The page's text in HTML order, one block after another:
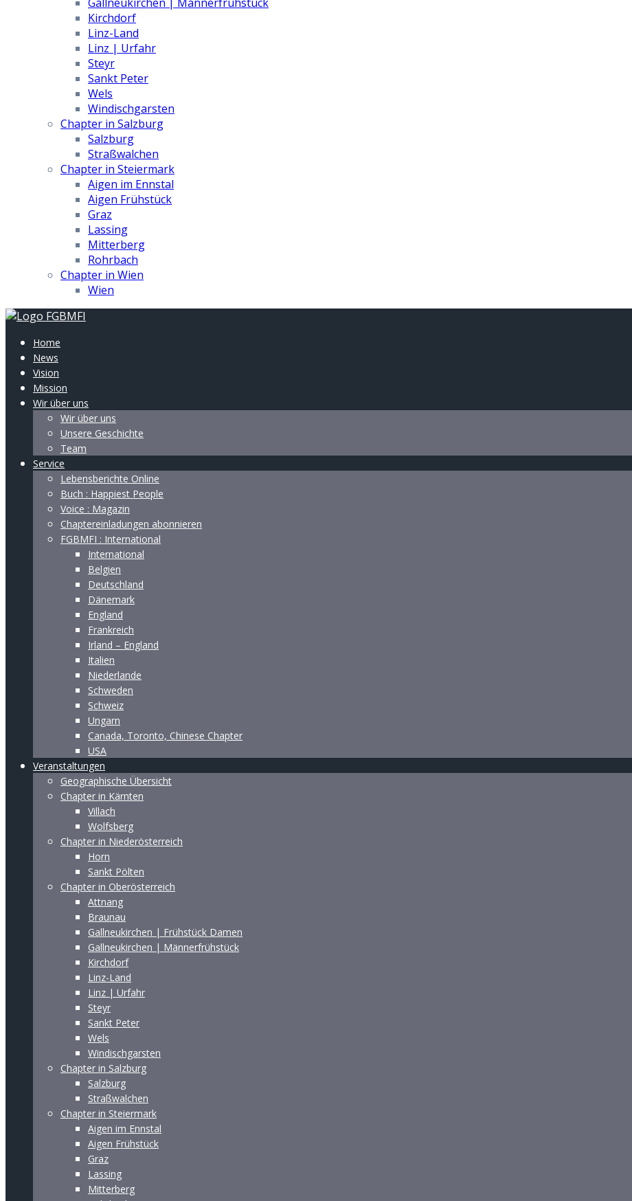
Kirchdorf
Linz-Land
Linz | Urfahr
Steyr
Sankt Peter
Wels
Windischgarsten
Chapter in Salzburg
Salzburg
Straßwalchen
Chapter in Steiermark
Aigen im Ennstal
Aigen Frühstück
Graz
Lassing
Mitterberg
Rohrbach
Chapter in Wien
Wien
Home
News
Vision
Mission
Wir über uns
Wir über uns
Unsere Geschichte
Team
Service
Lebensberichte Online
Buch : Happiest People
Voice : Magazin
Chaptereinladungen abonnieren
FGBMFI : International
International
Belgien
Deutschland
Dänemark
England
Frankreich
Irland – England
Italien
Niederlande
Schweden
Schweiz
Ungarn
Canada, Toronto, Chinese Chapter
USA
Veranstaltungen
Geographische Übersicht
Chapter in Kärnten
Villach
Wolfsberg
Chapter in Niederösterreich
Horn
Sankt Pölten
Chapter in Oberösterreich
Attnang
Braunau
Gallneukirchen | Frühstück Damen
Gallneukirchen | Männerfrühstück
Kirchdorf
Linz-Land
Linz | Urfahr
Steyr
Sankt Peter
Wels
Windischgarsten
Chapter in Salzburg
Salzburg
Straßwalchen
Chapter in Steiermark
Aigen im Ennstal
Aigen Frühstück
Graz
Lassing
Mitterberg